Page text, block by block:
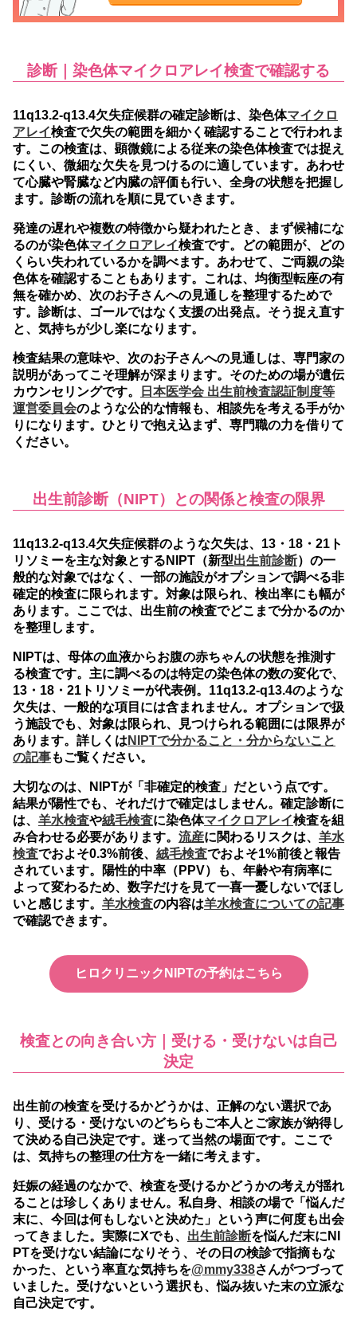
診断｜染色体マイクロアレイ検査で確認する
11q13.2-q13.4欠失症候群の確定診断は、染色体マイクロ
アレイ検査で欠失の範囲を細かく確認することで行われま
す。 この検査は、顕微鏡による従来の染色体検査では捉え
にくい、微細な欠失を見つけるのに適しています。あわせ
て心臓や腎臓など内臓の評価も行い、全身の状態を把握し
ます。診断の流れを順に見ていきます。
発達の遅れや複数の特徴から疑われたとき、まず候補にな
るのが染色体マイクロアレイ検査です。どの範囲が、どの
くらい失われているかを調べます。あわせて、ご両親の染
色体を確認することもあります。これは、均衡型転座の有
無を確かめ、次のお子さんへの見通しを整理するためで
す。診断は、ゴールではなく支援の出発点。そう捉え直す
と、気持ちが少し楽になります。
検査結果の意味や、次のお子さんへの見通しは、専門家の
説明があってこそ理解が深まります。そのための場が遺伝
カウンセリングです。
日本医学会 出生前検査認証制度等
運営委員会のような公的な情報も、相談先を考える手がか
りになります。ひとりで抱え込まず、専門職の力を借りて
ください。
出生前診断（NIPT）との関係と検査の限界
11q13.2-q13.4欠失症候群のような欠失は、13・18・21ト
リソミーを主な対象とするNIPT（新型出生前診断）の一
般的な対象ではなく、一部の施設がオプションで調べる非
確定的検査に限られます。 対象は限られ、検出率にも幅が
あります。ここでは、出生前の検査でどこまで分かるのか
を整理します。
NIPTは、母体の血液からお腹の赤ちゃんの状態を推測す
る検査です。主に調べるのは特定の染色体の数の変化で、
13・18・21トリソミーが代表例。11q13.2-q13.4のような
欠失は、一般的な項目には含まれません。オプションで扱
う施設でも、対象は限られ、見つけられる範囲には限界が
あります。詳しくは NIPTで分かること・分からないこと
の記事もご覧ください。
大切なのは、NIPTが「非確定的検査」だという点です。
結果が陽性でも、それだけで確定はしません。確定診断に
は、 羊水検査や絨毛検査に染色体マイクロアレイ検査を組
み合わせる必要があります。 流産に関わるリスクは、 羊水
検査でおよそ0.3%前後、 絨毛検査でおよそ1%前後と報告
されています。陽性的中率（PPV）も、年齢や有病率に
よって変わるため、数字だけを見て一喜一憂しないでほし
いと感じます。 羊水検査の内容は羊水検査についての記事
で確認できます。
ヒロクリニックNIPTの予約はこちら
検査との向き合い方｜受ける・受けないは自己
決定
出生前の検査を受けるかどうかは、正解のない選択であ
り、受ける・受けないのどちらもご本人とご家族が納得し
て決める自己決定です。 迷って当然の場面です。ここで
は、気持ちの整理の仕方を一緒に考えます。
妊娠の経過のなかで、検査を受けるかどうかの考えが揺れ
ることは珍しくありません。私自身、相談の場で「悩んだ
末に、今回は何もしないと決めた」という声に何度も出会
ってきました。実際にXでも、 出生前診断を悩んだ末にNI
PTを受けない結論になりそう、その日の検診で指摘もな
かった、という率直な気持ちを@mmy338さんがつづって
いました。受けないという選択も、悩み抜いた末の立派な
自己決定です。